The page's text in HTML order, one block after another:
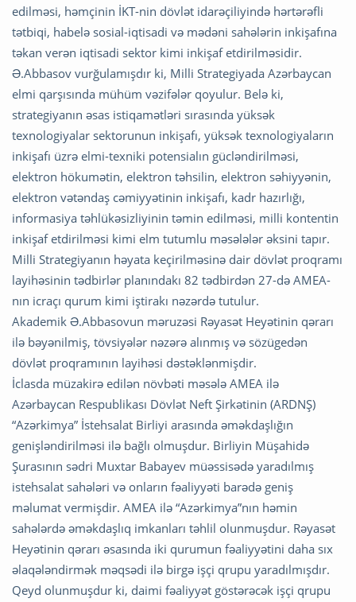
edilməsi, həmçinin İKT-nin dövlət idarəçiliyində hərtərəfli
tətbiqi, habelə sosial-iqtisadi və mədəni sahələrin inkişafına
təkan verən iqtisadi sektor kimi inkişaf etdirilməsidir.
Ə.Abbasov vurğulamışdır ki, Milli Strategiyada Azərbaycan
elmi qarşısında mühüm vəzifələr qoyulur. Belə ki,
strategiyanın əsas istiqamətləri sırasında yüksək
texnologiyalar sektorunun inkişafı, yüksək texnologiyaların
inkişafı üzrə elmi-texniki potensialın gücləndirilməsi,
elektron hökumətin, elektron təhsilin, elektron səhiyyənin,
elektron vətəndaş cəmiyyətinin inkişafı, kadr hazırlığı,
informasiya təhlükəsizliyinin təmin edilməsi, milli kontentin
inkişaf etdirilməsi kimi elm tutumlu məsələlər əksini tapır.
Milli Strategiyanın həyata keçirilməsinə dair dövlət proqramı
layihəsinin tədbirlər planındakı 82 tədbirdən 27-də AMEA-
nın icraçı qurum kimi iştirakı nəzərdə tutulur.
Akademik Ə.Abbasovun məruzəsi Rəyasət Heyətinin qərarı
ilə bəyənilmiş, tövsiyələr nəzərə alınmış və sözügedən
dövlət proqramının layihəsi dəstəklənmişdir.
İclasda müzakirə edilən növbəti məsələ AMEA ilə
Azərbaycan Respublikası Dövlət Neft Şirkətinin (ARDNŞ)
“Azərkimya” İstehsalat Birliyi arasında əməkdaşlığın
genişləndirilməsi ilə bağlı olmuşdur. Birliyin Müşahidə
Şurasının sədri Muxtar Babayev müəssisədə yaradılmış
istehsalat sahələri və onların fəaliyyəti barədə geniş
məlumat vermişdir. AMEA ilə “Azərkimya”nın həmin
sahələrdə əməkdaşlıq imkanları təhlil olunmuşdur. Rəyasət
Heyətinin qərarı əsasında iki qurumun fəaliyyətini daha sıx
əlaqələndirmək məqsədi ilə birgə işçi qrupu yaradılmışdır.
Qeyd olunmuşdur ki, daimi fəaliyyət göstərəcək işçi qrupu